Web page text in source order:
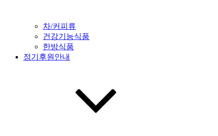
차/커피류
건강기능식품
한방식품
정기후원안내